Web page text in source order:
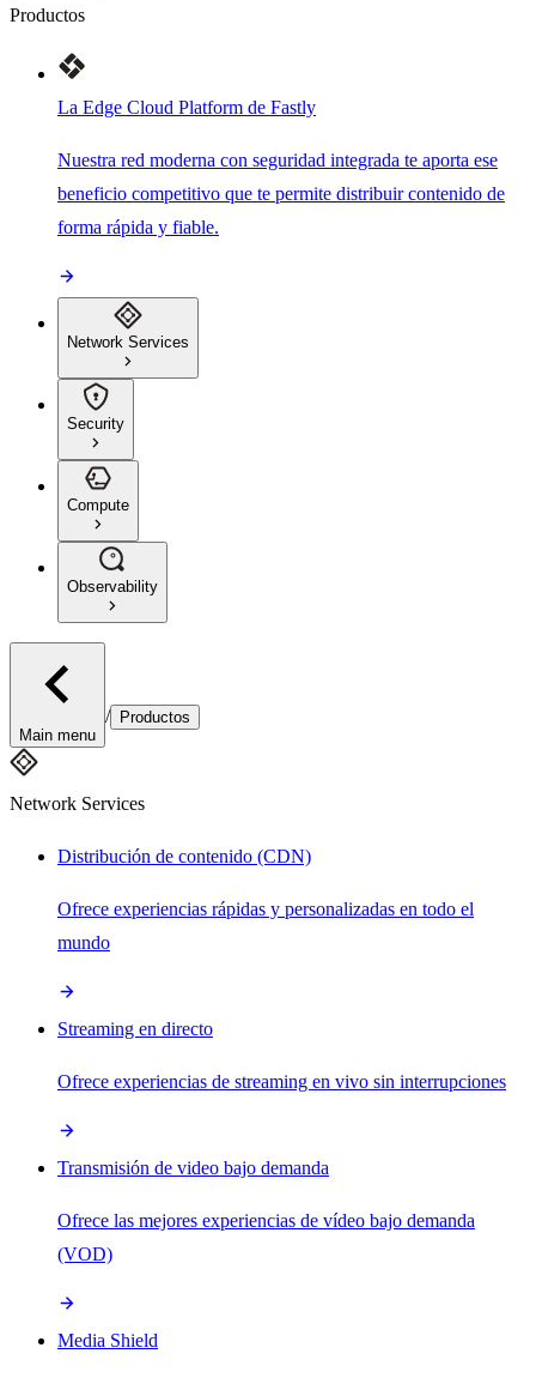
Productos
La Edge Cloud Platform de Fastly
Nuestra red moderna con seguridad integrada te aporta ese
beneficio competitivo que te permite distribuir contenido de
forma rápida y fiable.
Network Services
Security
Compute
Observability
Main menu
/ Productos
Network Services
Distribución de contenido (CDN)
Ofrece experiencias rápidas y personalizadas en todo el
mundo
Streaming en directo
Ofrece experiencias de streaming en vivo sin interrupciones
Transmisión de video bajo demanda
Ofrece las mejores experiencias de vídeo bajo demanda
(VOD)
Media Shield